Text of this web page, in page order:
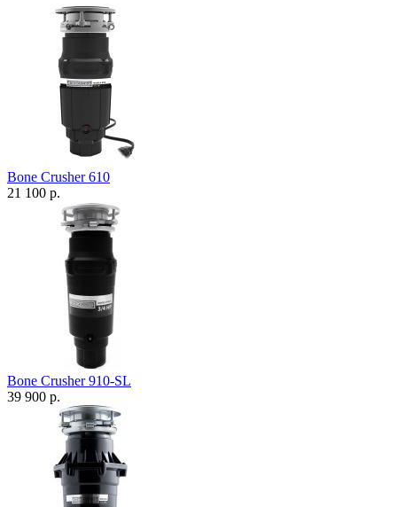
Bone Crusher 610
21 100 р.
Bone Crusher 910-SL
39 900 р.